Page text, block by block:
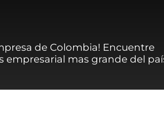
de Colombia! Encuentre
empresarial mas grande del